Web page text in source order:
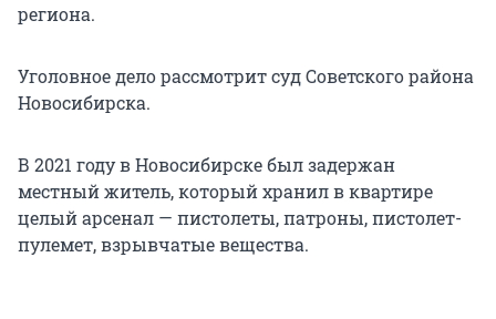
региона.
Уголовное дело рассмотрит суд Советского района
Новосибирска.
В 2021 году в Новосибирске был задержан
местный житель, который хранил в квартире
целый арсенал — пистолеты, патроны, пистолет-
пулемет, взрывчатые вещества.